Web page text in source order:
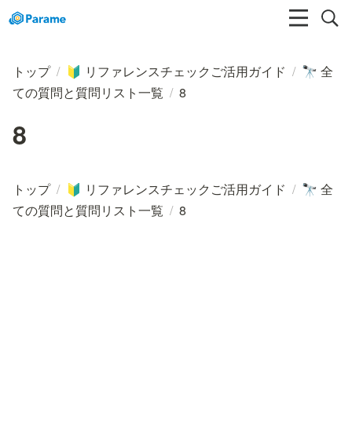
トップ / 🔰 リファレンスチェックご活用ガイド / 🔭 全
ての質問と質問リスト一覧 / 8
8
トップ / 🔰 リファレンスチェックご活用ガイド / 🔭 全
ての質問と質問リスト一覧 / 8